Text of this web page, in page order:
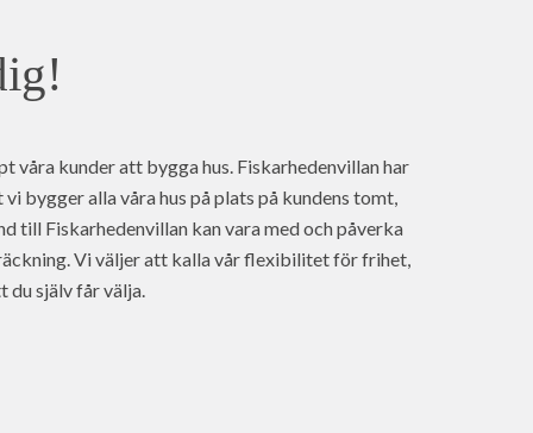
våra kunder att bygga hus. Fiskarhedenvillan har
bygger alla våra hus på plats på kundens tomt,
till Fiskarhedenvillan kan vara med och påverka
Vi väljer att kalla vår flexibilitet för frihet,
du själv får välja.